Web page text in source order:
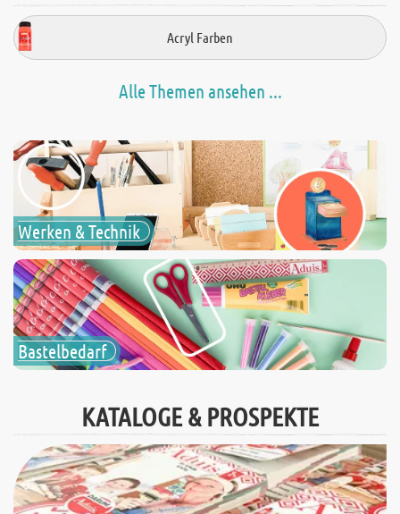
Acryl Farben
Alle Themen ansehen ...
Werken & Technik
Bastelbedarf
KATALOGE & PROSPEKTE